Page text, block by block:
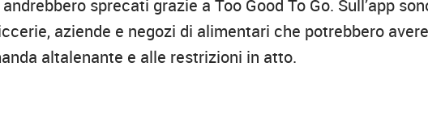
sprecati grazie a Too Good To Go. Sull’app
aziende e negozi di alimentari che potrebbero
altalenante e alle restrizioni in atto.